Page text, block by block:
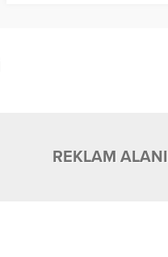
REKLAM ALANI